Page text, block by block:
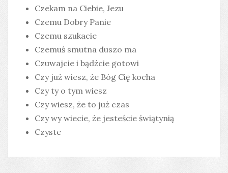
Czekam na Ciebie, Jezu
Czemu Dobry Panie
Czemu szukacie
Czemuś smutna duszo ma
Czuwajcie i bądźcie gotowi
Czy już wiesz, że Bóg Cię kocha
Czy ty o tym wiesz
Czy wiesz, że to już czas
Czy wy wiecie, że jesteście świątynią
Czyste